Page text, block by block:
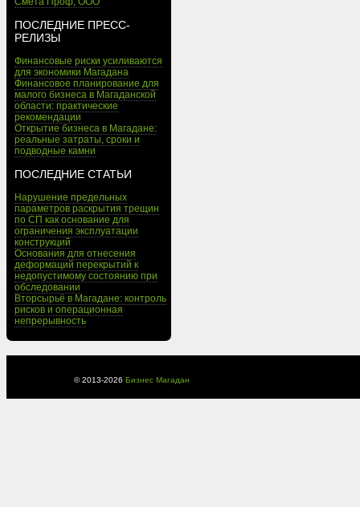
ПОСЛЕДНИЕ ПРЕСС-
РЕЛИЗЫ
Финансовые риски усиливаются
для экономики Магадана
Финансовое планирование для
малого бизнеса в Магаданской
области: практические
рекомендации
Открытие бизнеса в Магадане:
реальные затраты, сроки и
подводные камни
ПОСЛЕДНИЕ СТАТЬИ
Нарушение предельных
параметров раскрытия трещин
по СП как основание для
ограничения эксплуатации
конструкций
Основания для отнесения
деформаций перекрытий к
недопустимому состоянию при
обследовании
Вторсырьё в Магадане: контроль
рисков и операционная
непрерывность
© 2013-2026 Бизнес Магадан